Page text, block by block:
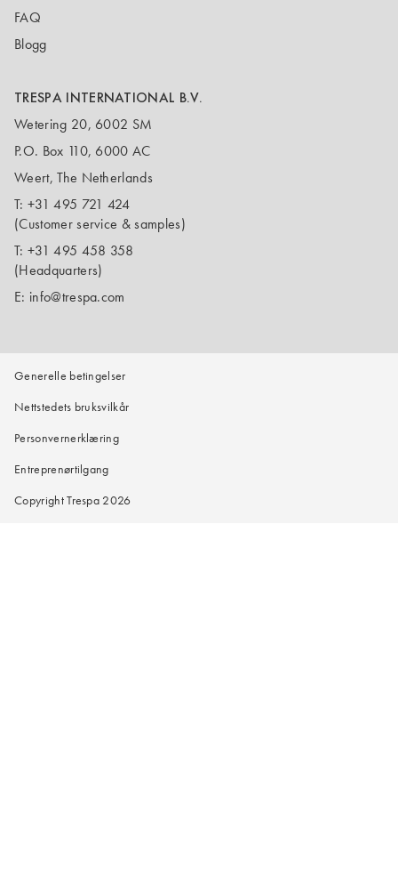
FAQ
Blogg
TRESPA INTERNATIONAL B.V.
Wetering 20, 6002 SM
P.O. Box 110, 6000 AC
Weert, The Netherlands
T: +31 495 721 424
(Customer service & samples)
T: +31 495 458 358
(Headquarters)
E: info@trespa.com
Generelle betingelser
Nettstedets bruksvilkår
Personvernerklæring
Entreprenørtilgang
Copyright Trespa 2026